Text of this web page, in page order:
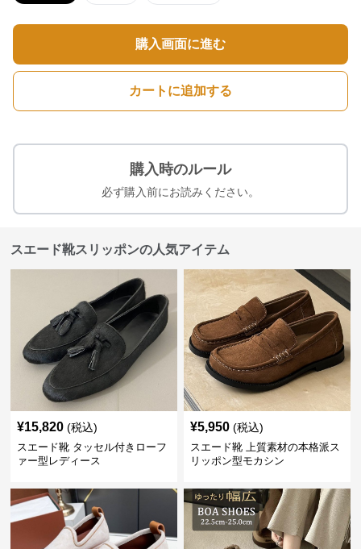
購入画面に進む
カートに追加する
購入時のルール
必ず購入前にお読みください。
スエード靴スリッポンの人気アイテム
¥15,820 (税込)
スエード靴 タッセル付きローフ
ァー型レディース
¥5,950 (税込)
スエード靴 上質素材の本格派ス
リッポン型モカシン